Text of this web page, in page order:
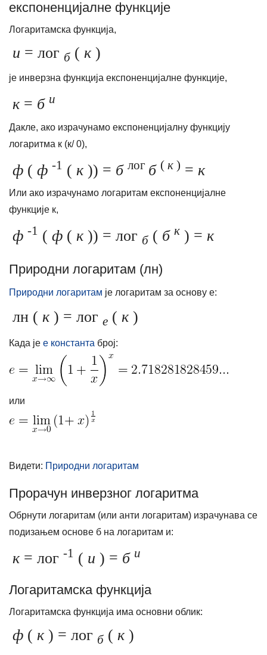
експоненцијалне функције
Логаритамска функција,
и = лог б ( к)
је инверзна функција експоненцијалне функције,
к= б и
Дакле, ако израчунамо експоненцијалну функцију
логаритма к (к/ 0),
ф ( ф -1 ( к)) = б лог б ( к ) = к
Или ако израчунамо логаритам експоненцијалне
функције к,
ф -1 ( ф ( к)) = лог б ( б к ) = к
Природни логаритам (лн)
Природни логаритам је логаритам за основу е:
лн ( к) = лог е ( к)
Када је е константа број:
или
Видети: Природни логаритам
Прорачун инверзног логаритма
Обрнути логаритам (или анти логаритам) израчунава се
подизањем основе б на логаритам и:
к= лог -1 ( и ) = б и
Логаритамска функција
Логаритамска функција има основни облик:
ф ( к) = лог б ( к)